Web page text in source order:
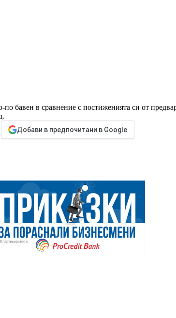
бавен в сравнение с постиженията си от
Добави в предпочитани в Google